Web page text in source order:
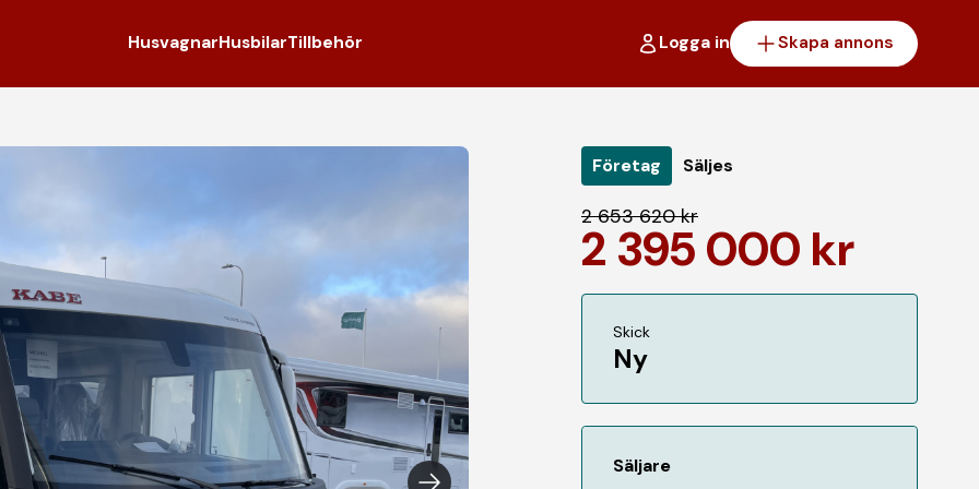
HusvagnarHusbilarTillbehör Logga in Skapa annons
Företag Säljes
2 653 620 kr
2 395 000 kr
Skick
Ny
Säljare